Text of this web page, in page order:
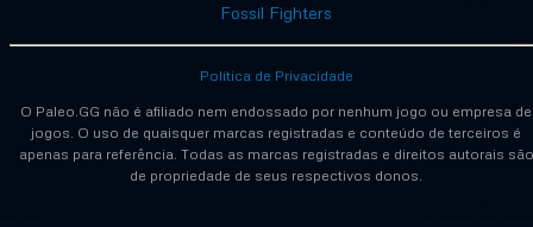
Fossil Fighters
O Paleo.GG não é afiliado nem endossado por nenhum jogo ou empresa de
jogos. O uso de quaisquer marcas registradas e conteúdo de terceiros é
apenas para referência. Todas as marcas registradas e direitos autorais são
de propriedade de seus respectivos donos.
Política de Privacidade